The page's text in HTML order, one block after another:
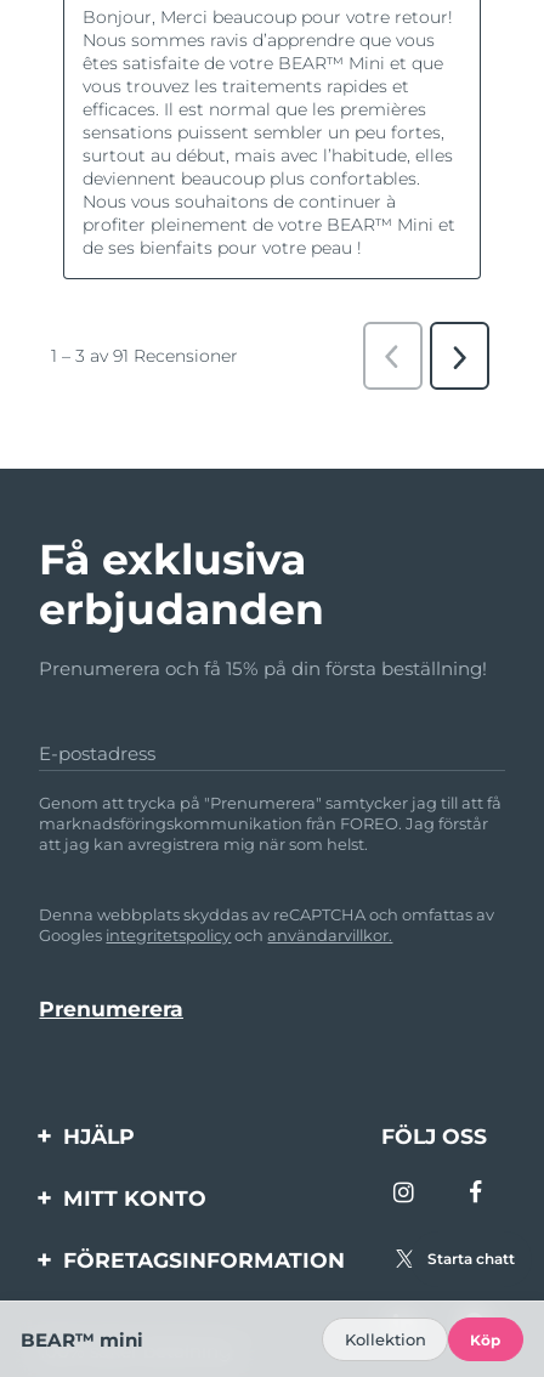
Få exklusiva
erbjudanden
Prenumerera och få 15% på din första beställning!
E-postadress
Genom att trycka på "Prenumerera" samtycker jag till att få
marknadsföringskommunikation från FOREO. Jag förstår
att jag kan avregistrera mig när som helst.
Denna webbplats skyddas av reCAPTCHA och omfattas av
Googles integritetspolicyochanvändarvillkor.
HJÄLP
Kontakta oss
FÖLJ OSS
MITT KONTO
Produktregistrering
FÖRETAGSINFORMATION
100% säker betalning
Starta chatt
BEAR™ mini Kollektion Köp